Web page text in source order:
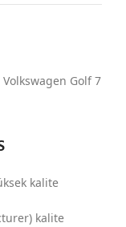
Volkswagen Golf 7
kalite
kalite